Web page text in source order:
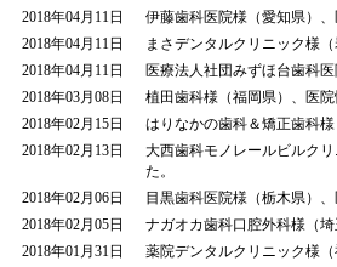
2018年04月11日
伊藤歯科医院様（愛知県）
2018年04月11日
まさデンタルクリニック様
2018年04月11日
医療法人社団みずほ台歯科
2018年03月08日
植田歯科様（福岡県）、医院
2018年02月15日
はりなかの歯科＆矯正歯科
2018年02月13日
大西歯科モノレールビルク
た。
2018年02月06日
目黒歯科医院様（栃木県）
2018年02月05日
ナガオカ歯科口腔外科様（
2018年01月31日
薬院デンタルクリニック様